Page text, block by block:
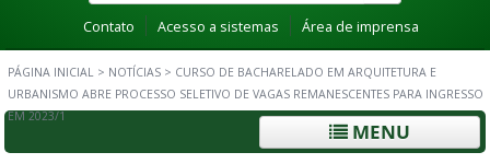
Contato Acesso a sistemas Área de imprensa
PÁGINA INICIAL > NOTÍCIAS > CURSO DE BACHARELADO EM ARQUITETURA E
URBANISMO ABRE PROCESSO SELETIVO DE VAGAS REMANESCENTES PARA INGRESSO
EM 2023/1
MENU